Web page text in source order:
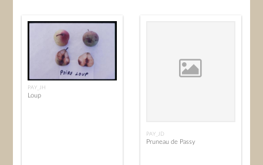
PAY_JH
Loup
PAY_JD
Pruneau de Passy